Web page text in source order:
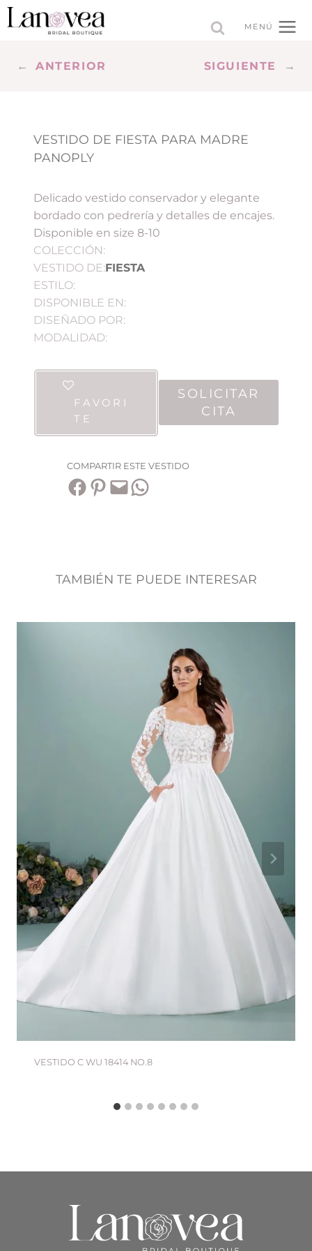
Saltar
al
MENÚ
← ANTERIOR SIGUIENTE →
VESTIDO DE FIESTA PARA MADRE
PANOPLY
Delicado vestido conservador y elegante
bordado con pedrería y detalles de encajes.
Disponible en size 8-10
COLECCIÓN:
VESTIDO DE:FIESTA
ESTILO:
DISPONIBLE EN:
DISEÑADO POR:
MODALIDAD:
FAVORI
TE
SOLICITAR
CITA
COMPARTIR ESTE VESTIDO
Compartir en Facebook Compartir en Pinterest Envía esta página por correo electrónico Compartir en WhatsApp
TAMBIÉN TE PUEDE INTERESAR
VESTIDO C WU 18414 NO.8